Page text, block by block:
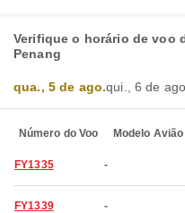
Verifique o horário de voo
Penang
qua., 5 de ago.qui., 6 de
Número do Voo Modelo Avião
FY1335 -
FY1339 -